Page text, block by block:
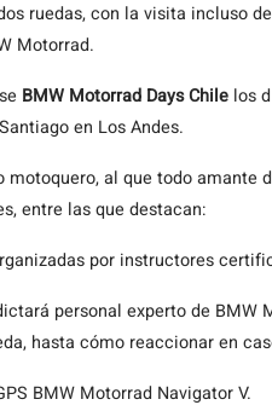
ruedas, con la visita incluso
Motorrad.
BMW Motorrad Days Chile los
en Los Andes.
motoquero, al que todo
entre las que destacan:
por instructores
personal experto de BMW
hasta cómo reaccionar en
BMW Motorrad Navigator V.